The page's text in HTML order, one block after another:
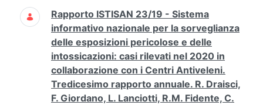
Rapporto ISTISAN 23/19 - Sistema
informativo nazionale per la sorveglianza
delle esposizioni pericolose e delle
intossicazioni: casi rilevati nel 2020 in
collaborazione con i Centri Antiveleni.
Tredicesimo rapporto annuale. R. Draisci,
F. Giordano, L. Lanciotti, R.M. Fidente, C.